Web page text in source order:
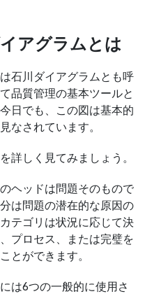
アグラムとは
石川ダイアグラムとも呼
品質管理の基本ツールと
日でも、この図は基本的
なされています。
詳しく見てみましょう。
ヘッドは問題そのもので
は問題の潜在的な原因の
テゴリは状況に応じて決
プロセス、または完璧を
とができます。
は6つの一般的に使用さ